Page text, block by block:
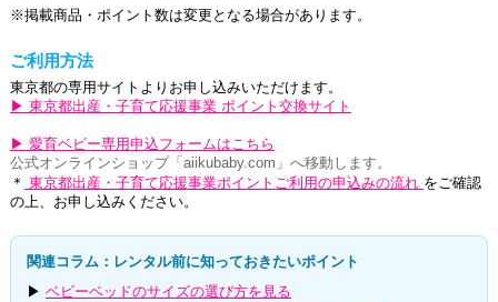
※掲載商品・ポイント数は変更となる場合があります。
ご利用方法
東京都の専用サイトよりお申し込みいただけます。
▶ 東京都出産・子育て応援事業 ポイント交換サイト
▶ 愛育ベビー専用申込フォームはこちら
公式オンラインショップ「aiikubaby.com」へ移動します。
＊ 東京都出産・子育て応援事業ポイントご利用の申込みの流れ をご確認
の上、お申し込みください。
関連コラム：レンタル前に知っておきたいポイント
▶ ベビーベッドのサイズの選び方を見る